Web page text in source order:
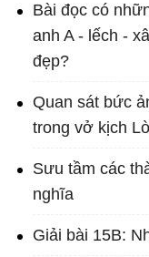
Bài đọc có
anh A - lếch -
đẹp?
Quan sát bức
trong vở kịch
Sưu tầm các
nghĩa
Giải bài 15B: